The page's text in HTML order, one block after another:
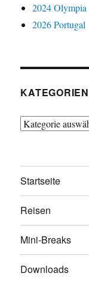
2024 Olympia
2026 Portugal
KATEGORIEN
Kategorien
Startseite
Reisen
Mini-Breaks
Downloads